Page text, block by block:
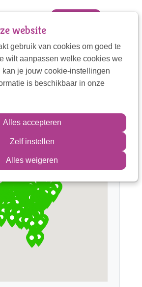
website
gebruik van cookies om goed te
wilt aanpassen welke cookies we
kan je jouw cookie-instellingen
is beschikbaar in onze
Alles accepteren
Zelf instellen
Alles weigeren
therapeut
Mijn VIT
Contactpersoon
Zoek
Inloggen